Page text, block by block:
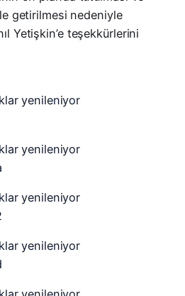
getirilmesi nedeniyle
Yetişkin’e teşekkürlerini